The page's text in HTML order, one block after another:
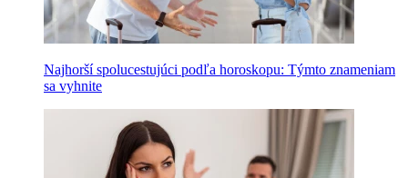
Najhorší spolucestujúci podľa horoskopu: Týmto znameniam
sa vyhnite